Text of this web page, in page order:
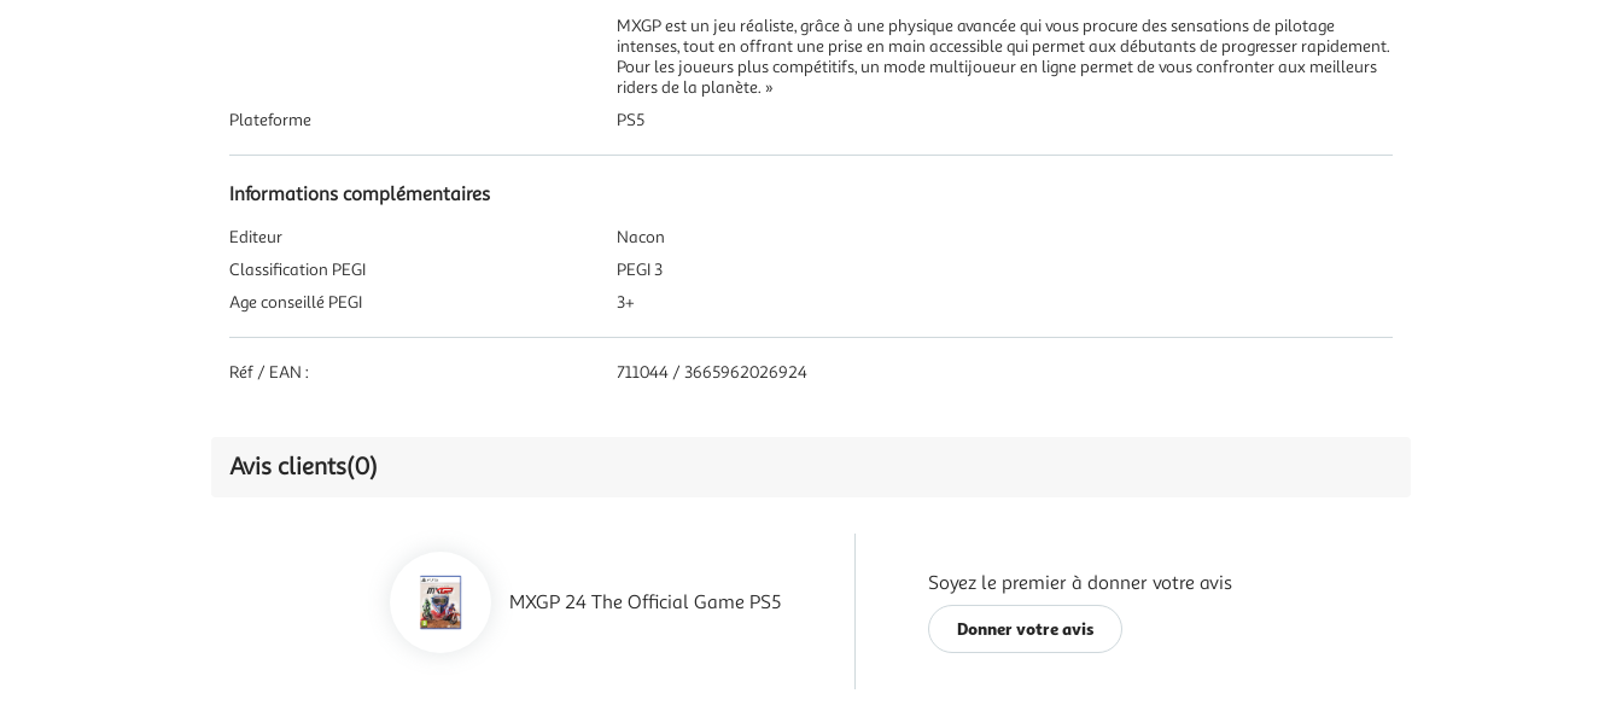
MXGP est un jeu réaliste, grâce à une physique avancée qui vous procure des sensations de pilotage
intenses, tout en offrant une prise en main accessible qui permet aux débutants de progresser rapidement.
Pour les joueurs plus compétitifs, un mode multijoueur en ligne permet de vous confronter aux meilleurs
riders de la planète. »
Plateforme
PS5
Informations complémentaires
Editeur
Nacon
Classification PEGI
PEGI 3
Age conseillé PEGI
3+
Réf / EAN : 711044 / 3665962026924
Avis clients(0)
MXGP 24 The Official Game PS5
Soyez le premier à donner votre avis
Donner votre avis